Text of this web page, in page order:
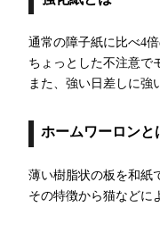
通常の障子紙に比べ4
ちょっとした不注意で
また、強い日差しに強
ホームワーロンと
薄い樹脂状の板を和紙
その特徴から猫などに